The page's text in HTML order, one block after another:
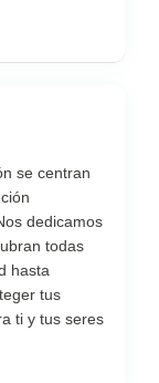
se centran
dedicamos
todas
hasta
tus
ti y tus seres